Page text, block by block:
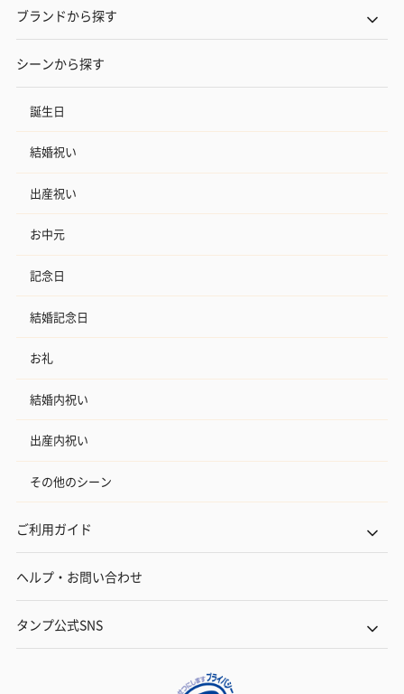
ブランドから探す
シーンから探す
誕生日
結婚祝い
出産祝い
お中元
記念日
結婚記念日
お礼
結婚内祝い
出産内祝い
その他のシーン
ご利用ガイド
ヘルプ・お問い合わせ
タンプ公式SNS